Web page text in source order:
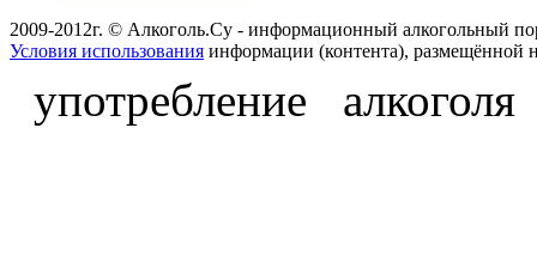
2009-2012г. © Алкоголь.Су - информационный алкогольный
Условия использования информации (контента), размещённой
употребление